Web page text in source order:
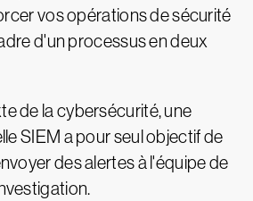
vos opérations de sécurité
d'un processus en deux
de la cybersécurité, une
SIEM a pour seul objectif de
des alertes à l'équipe de